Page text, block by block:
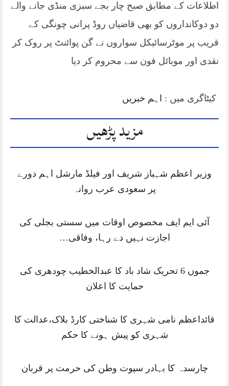
اطلاعات کے مطابق صبح چار بجے سبزی منڈی جانے والے
دو دوکانداروں کو بھی قاضیاں روڈ پرانی چونگی کے
قریب پر موٹرسائیکل سواروں نے گن پوائنٹ پر روک کر
نقدی اور موبائل فون سے محروم کر دیا
کیٹاگری میں : اہم خبریں
مزید پڑھیں
وزیر اعظم شہباز شریف اور فیلڈ مارشل اہم دورے
پر سعودی عرب روانہ
آئی ایم ایف مخصوص اوقات میں سستی بجلی کی
اجازت نہیں دے رہا، وفاقی…
جموں 6 تحریک شاد باد کا عبدالخطیب چودھری کی
حمایت کا اعلان
قائداعظم نامی شہری کا شناختی کارڈ بلاک،عدالت کا
شہری کو پیش ہونے کا حکم
چارسدہ کا بہادر سپوت وطن کی حرمت پر قربان